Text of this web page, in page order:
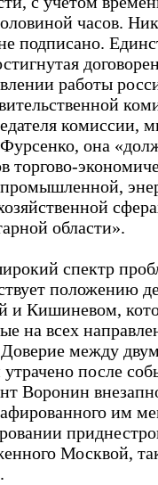
часов.
подписано.
работы
комиссии,
она
торгово-
области».
спектр
положению
и Кишиневом,
на всех
между
утрачено после
Воронин
им
Москвой,